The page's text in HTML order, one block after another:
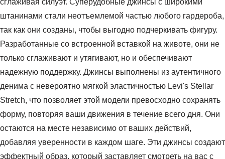
штанинами стали неотъемлемой частью любого гардероба,
так как они созданы, чтобы выгодно подчеркивать фигуру.
Разработанные со встроенной вставкой на животе, они не
только сглаживают и утягивают, но и обеспечивают
надежную поддержку. Джинсы выполнены из аутентичного
денима с невероятно мягкой эластичностью Levi's Stellar
Stretch, что позволяет этой модели превосходно сохранять
форму, повторяя ваши движения в течение всего дня. Они
остаются на месте независимо от ваших действий,
добавляя уверенности в каждом шаге. Эти джинсы создают
эффектный образ, который заставляет смотреть на вас с